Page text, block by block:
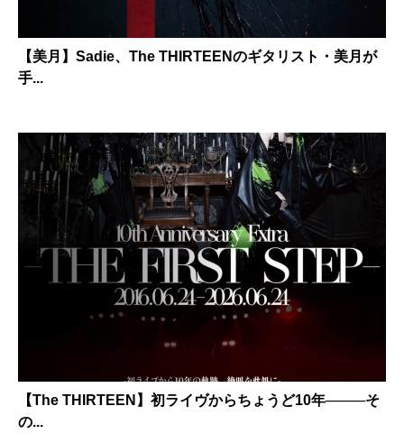
【美月】Sadie、The THIRTEENのギタリスト・美月が
手...
【The THIRTEEN】初ライヴからちょうど10年────そ
の...